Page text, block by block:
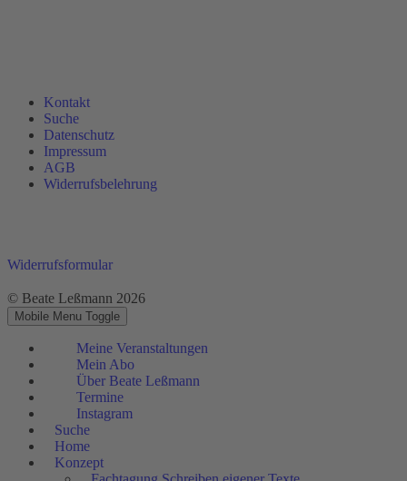
Kontakt
Suche
Datenschutz
Impressum
AGB
Widerrufsbelehrung
Widerrufsformular
© Beate Leßmann 2026
Mobile Menu Toggle
Meine Veranstaltungen
Mein Abo
Über Beate Leßmann
Termine
Instagram
Suche
Home
Konzept